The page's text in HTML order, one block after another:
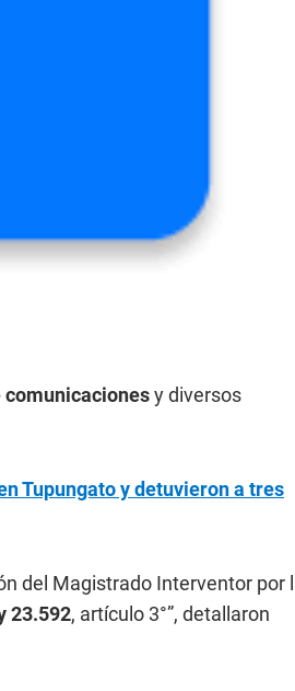
comunicacionesy diversos
Tupungato y detuvieron a tres
del Magistrado Interventor por
23.592, artículo 3°”, detallaron